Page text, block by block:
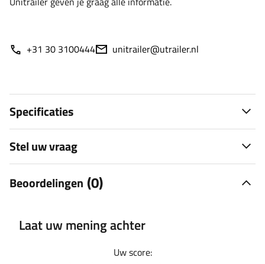
+31 30 3100444 unitrailer@utrailer.nl
Specificaties
Stel uw vraag
Beoordelingen (0)
Laat uw mening achter
Uw score: